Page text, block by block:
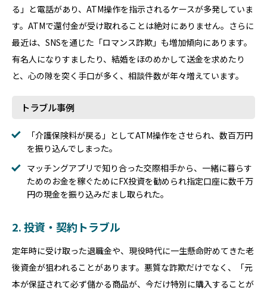
る」と電話があり、ATM操作を指示されるケースが多発していま
す。ATMで還付金が受け取れることは絶対にありません。さらに
最近は、SNSを通じた「ロマンス詐欺」も増加傾向にあります。
有名人になりすましたり、結婚をほのめかして送金を求めたり
と、心の隙を突く手口が多く、相談件数が年々増えています。
トラブル事例
「介護保険料が戻る」としてATM操作をさせられ、数百万円
を振り込んでしまった。
マッチングアプリで知り合った交際相手から、一緒に暮らす
ためのお金を稼ぐためにFX投資を勧められ指定口座に数千万
円の現金を振り込みだまし取られた。
2. 投資・契約トラブル
定年時に受け取った退職金や、現役時代に一生懸命貯めてきた老
後資金が狙われることがあります。悪質な詐欺だけでなく、「元
本が保証されて必ず儲かる商品が、今だけ特別に購入することが